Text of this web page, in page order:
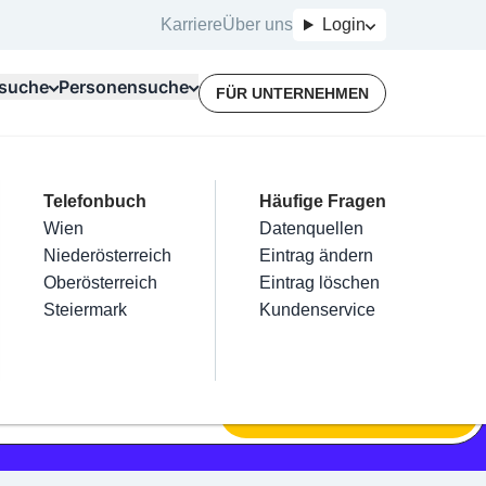
KarriereÜber uns Login
Kategorien
Friseur
Nägel
Haarentfernung
Make-Up
Für Unternehmer
Terminbuchung
Kostenlose Beratung
Top Branchen
Elektriker
Installateure
Maler & Lackierer
Branchen A-Z
Mein Firmeneintrag
Eintrag hinzufügen
Eintrag beanspruchen
Eintrag verwalten
Eintrag bewerben
Personensuche
Telefonbuch
Wien
Niederösterreich
Oberösterreich
Steiermark
Häufige Fragen
Datenquellen
Eintrag ändern
Eintrag löschen
Kundenservice
FÜR UNTERNEHMEN